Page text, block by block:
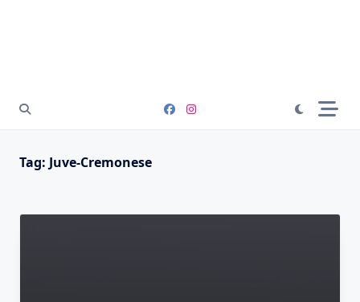
Tag: Juve-Cremonese